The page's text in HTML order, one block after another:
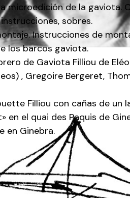
microedición de la gaviota.
sobres.
Instrucciones de
los barcos gaviota.
de Gaviota Filliou de
, Gregoire Bergeret,
Filliou con cañas de un
en el quai des Paquis de
en Ginebra.